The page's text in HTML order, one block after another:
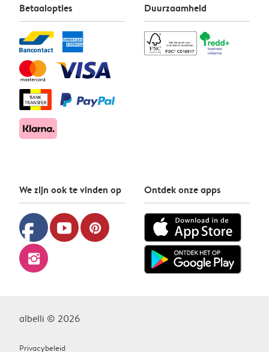
Betaalopties Duurzaamheid
We zijn ook te vinden op
facebook youtube pinterest
instagram
Ontdek onze apps
albelli © 2026
Privacybeleid